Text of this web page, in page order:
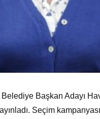
Belediye Başkan Adayı
Seçim